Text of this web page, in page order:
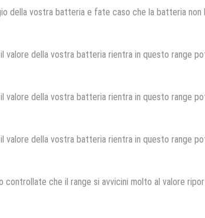
vostra batteria e fate caso che la batteria non
valore della vostra batteria rientra in questo range
valore della vostra batteria rientra in questo range
valore della vostra batteria rientra in questo range
che il range si avvicini molto al valore